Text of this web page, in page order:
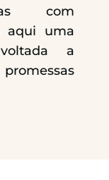
com
aqui uma
a